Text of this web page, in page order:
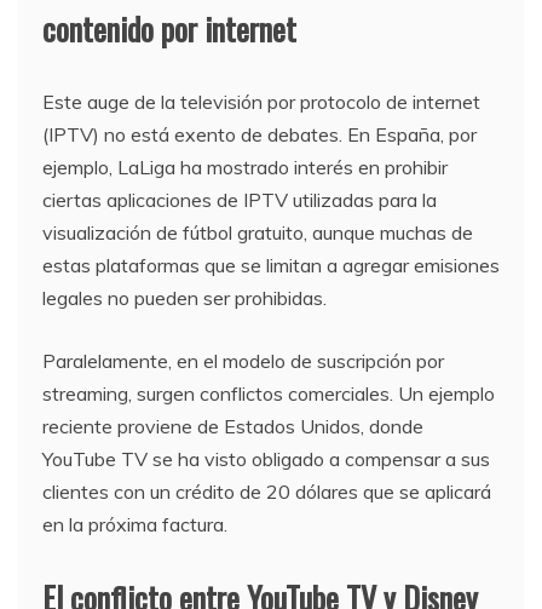
contenido por internet
Este auge de la televisión por protocolo de internet
(IPTV) no está exento de debates. En España, por
ejemplo, LaLiga ha mostrado interés en prohibir
ciertas aplicaciones de IPTV utilizadas para la
visualización de fútbol gratuito, aunque muchas de
estas plataformas que se limitan a agregar emisiones
legales no pueden ser prohibidas.
Paralelamente, en el modelo de suscripción por
streaming, surgen conflictos comerciales. Un ejemplo
reciente proviene de Estados Unidos, donde
YouTube TV se ha visto obligado a compensar a sus
clientes con un crédito de 20 dólares que se aplicará
en la próxima factura.
El conflicto entre YouTube TV y Disney